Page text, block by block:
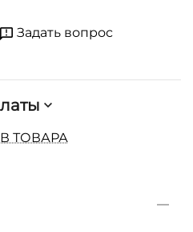
Задать вопрос
ТОВАРА